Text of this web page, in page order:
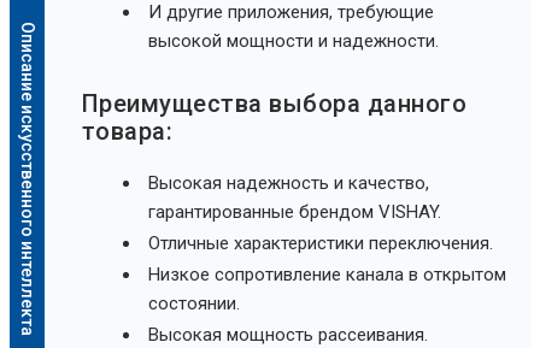
Описание искусственного интеллекта
И другие приложения, требующие
высокой мощности и надежности.
Преимущества выбора данного
товара:
Высокая надежность и качество,
гарантированные брендом VISHAY.
Отличные характеристики переключения.
Низкое сопротивление канала в открытом
состоянии.
Высокая мощность рассеивания.